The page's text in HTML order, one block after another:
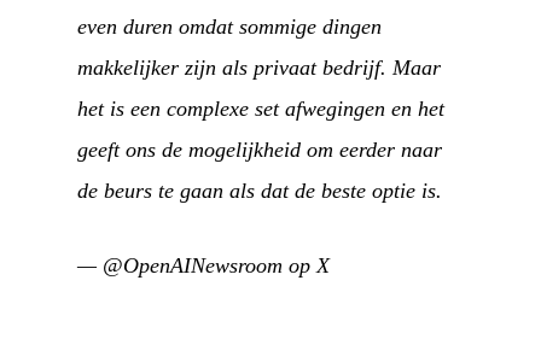
even duren omdat sommige dingen
makkelijker zijn als privaat bedrijf. Maar
het is een complexe set afwegingen en het
geeft ons de mogelijkheid om eerder naar
de beurs te gaan als dat de beste optie is.
— @OpenAINewsroom op X